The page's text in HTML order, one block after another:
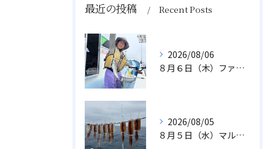
最近の投稿 Recent Posts
2026/08/06
８月６日（木）ファミリフィッシング
2026/08/05
８月５日（水）マルイカ